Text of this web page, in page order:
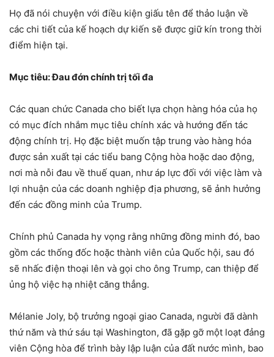
Họ đã nói chuyện với điều kiện giấu tên để thảo luận về
các chi tiết của kế hoạch dự kiến ​​sẽ được giữ kín trong thời
điểm hiện tại.
Mục tiêu: Đau đớn chính trị tối đa
Các quan chức Canada cho biết lựa chọn hàng hóa của họ
có mục đích nhắm mục tiêu chính xác và hướng đến tác
động chính trị. Họ đặc biệt muốn tập trung vào hàng hóa
được sản xuất tại các tiểu bang Cộng hòa hoặc dao động,
nơi mà nỗi đau về thuế quan, như áp lực đối với việc làm và
lợi nhuận của các doanh nghiệp địa phương, sẽ ảnh hưởng
đến các đồng minh của Trump.
Chính phủ Canada hy vọng rằng những đồng minh đó, bao
gồm các thống đốc hoặc thành viên của Quốc hội, sau đó
sẽ nhấc điện thoại lên và gọi cho ông Trump, can thiệp để
ủng hộ việc hạ nhiệt căng thẳng.
Mélanie Joly, bộ trưởng ngoại giao Canada, người đã dành
thứ năm và thứ sáu tại Washington, đã gặp gỡ một loạt đảng
viên Cộng hòa để trình bày lập luận của đất nước mình, bao